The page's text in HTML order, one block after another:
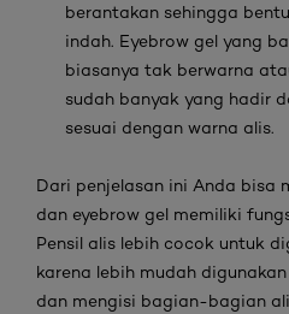
berantakan sehingga
indah. Eyebrow gel yang
biasanya tak berwarna
sudah banyak yang hadir
sesuai dengan warna alis.
Dari penjelasan ini Anda bisa
dan eyebrow gel memiliki
Pensil alis lebih cocok untuk
karena lebih mudah
dan mengisi bagian-bagian